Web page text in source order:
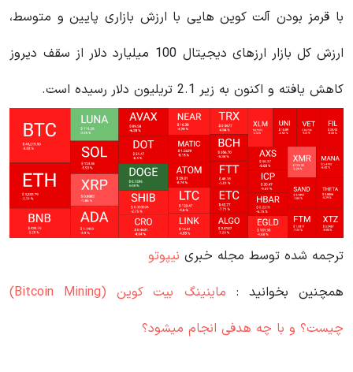
با قرمز بودن آلت‌ کوین هایی با ارزش بازاری پایین‌ و متوسط،
ارزش کل بازار ارزهای دیجیتال 100 میلیارد دلار از سقف دیروز
کاهش یافته و اکنون به زیر 2.1 تریلیون دلار رسیده است.
ترجمه شده توسط مجله خبری نیپوتو
همچنین بخوانید :
ماینینگ بیت کوین (Bitcoin Mining)
چیست؟ و با چه هدفی انجام میشود؟